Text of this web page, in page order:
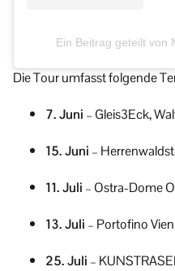
Ein Beitrag geteilt von
Die Tour umfasst folgende
7. Juni – Gleis3Eck,
15. Juni –
11. Juli – Ostra-Dome
13. Juli – Portofino
25. Juli –